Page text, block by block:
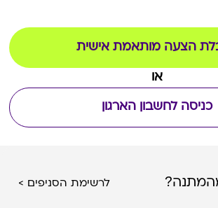
כניסה לחשבון הארגון
או
הצעה מותאמת אישית
לרשימת הסניפים >